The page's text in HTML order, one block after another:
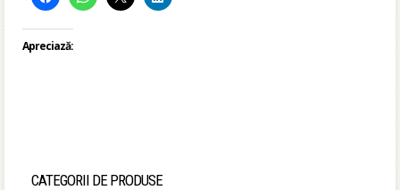
Apreciază:
CATEGORII DE PRODUSE